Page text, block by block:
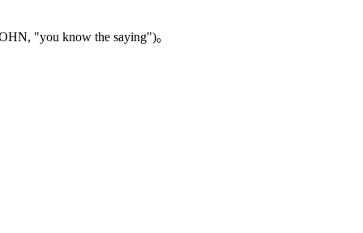
"you know the saying")。